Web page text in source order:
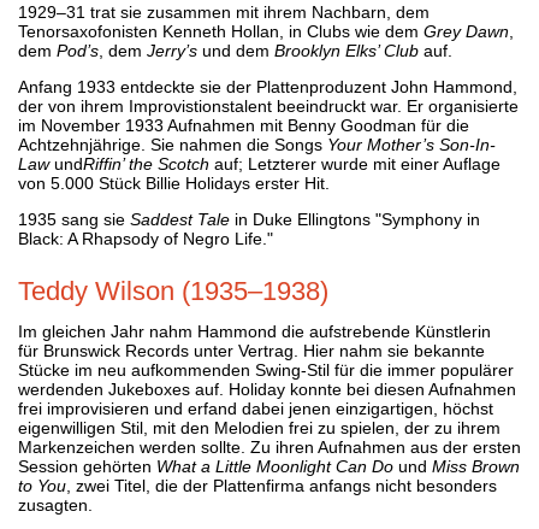
1929–31 trat sie zusammen mit ihrem Nachbarn, dem
Tenorsaxofonisten Kenneth Hollan, in Clubs wie dem Grey Dawn
dem Pod’s , dem Jerry’s und dem Brooklyn Elks’ Club auf.
Anfang 1933 entdeckte sie der Plattenproduzent John Hammond,
der von ihrem Improvistionstalent beeindruckt war. Er organisierte
im November 1933 Aufnahmen mit Benny Goodman für die
Achtzehnjährige. Sie nahmen die Songs Your Mother’s Son-In-
LawundRiffin’ the Scotch auf; Letzterer wurde mit einer Auflage
von 5.000 Stück Billie Holidays erster Hit.
1935 sang sie Saddest Tale in Duke Ellingtons "Symphony in
Black: A Rhapsody of Negro Life."
Teddy Wilson (1935–1938)
Im gleichen Jahr nahm Hammond die aufstrebende Künstlerin
für Brunswick Records unter Vertrag. Hier nahm sie bekannte
Stücke im neu aufkommenden Swing-Stil für die immer populärer
werdenden Jukeboxes auf. Holiday konnte bei diesen Aufnahmen
frei improvisieren und erfand dabei jenen einzigartigen, höchst
eigenwilligen Stil, mit den Melodien frei zu spielen, der zu ihrem
Markenzeichen werden sollte. Zu ihren Aufnahmen aus der ersten
Session gehörten What a Little Moonlight Can Do und Miss Brown
to You , zwei Titel, die der Plattenfirma anfangs nicht besonders
zusagten.